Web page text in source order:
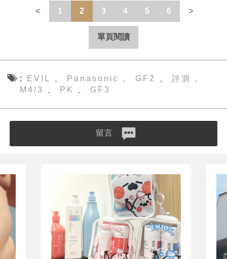
1 2 3 4 5 6
單頁閱讀
EVIL 、 Panasonic 、 GF2 、 評測 、
M4/3 、 PK 、 GF3
留言